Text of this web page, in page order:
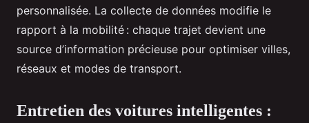
personnalisée. La collecte de données modifie le
rapport à la mobilité : chaque trajet devient une
source d’information précieuse pour optimiser villes,
réseaux et modes de transport.
Entretien des voitures intelligentes :